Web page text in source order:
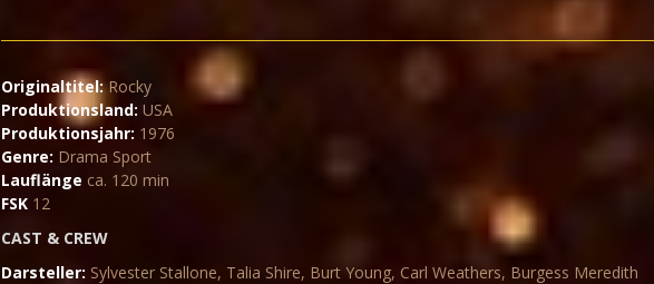
Originaltitel:Rocky
Produktionsland: USA
Produktionsjahr: 1976
Genre: Drama Sport
Lauflänge ca. 120 min
FSK 12
CAST & CREW
Darsteller: Sylvester Stallone, Talia Shire, Burt Young, Carl Weathers, Burgess Meredith